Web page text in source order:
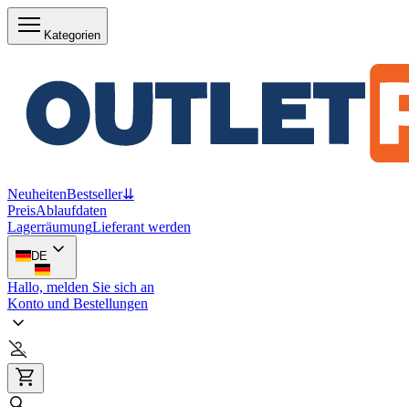
Kategorien
NeuheitenBestseller⇊
PreisAblaufdaten
LagerräumungLieferant werden
DE
Hallo, melden Sie sich an
Konto und Bestellungen